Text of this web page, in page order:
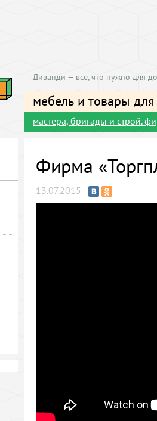
Диванди — всё, что нужно для
мебель и товары
мастера, бригады и строй.
Фирма
13.07.2015